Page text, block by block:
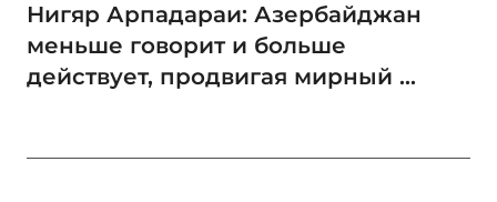
Нигяр Арпадараи: Азербайджан
меньше говорит и больше
действует, продвигая мирный ...